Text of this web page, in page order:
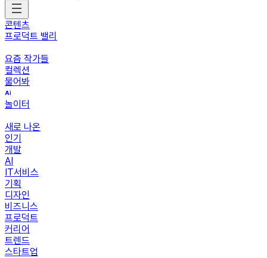
콘텐츠
프로덕트 밸리
요즘 작가들
컬렉션
물어봐
놀이터
새로 나온
인기
개발
AI
IT서비스
기획
디자인
비즈니스
프로덕트
커리어
트렌드
스타트업